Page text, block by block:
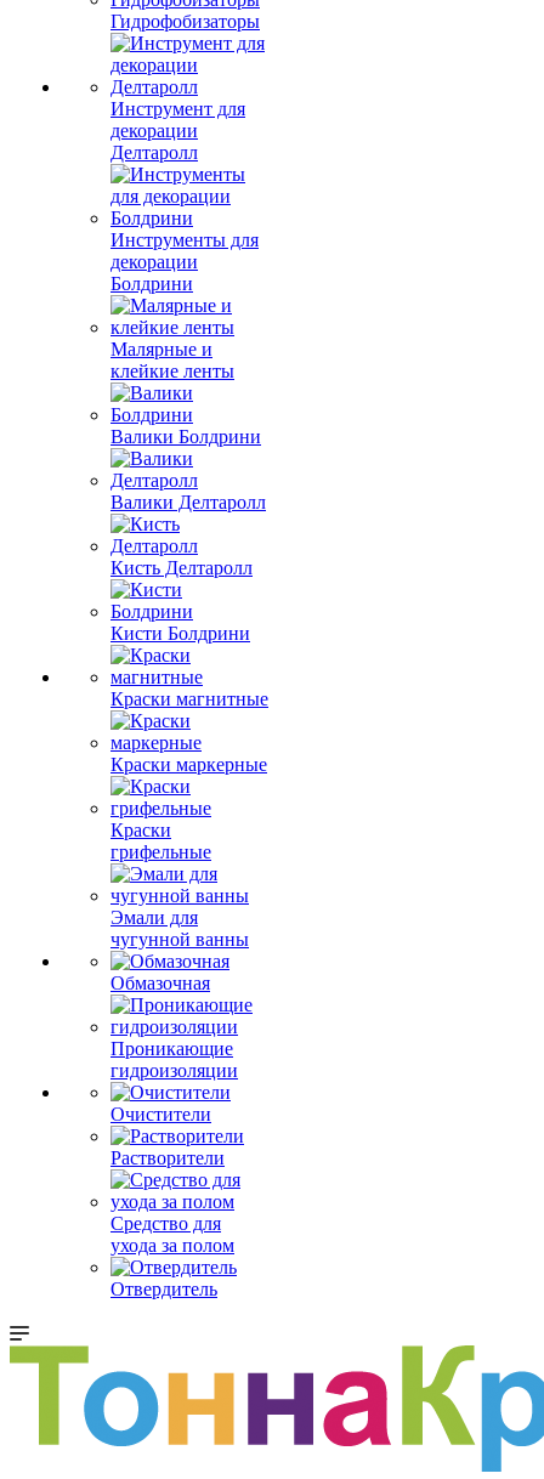
Гидрофобизаторы
Инструмент для
декорации
Делтаролл
Инструменты для
декорации
Болдрини
Малярные и
клейкие ленты
Валики Болдрини
Валики Делтаролл
Кисть Делтаролл
Кисти Болдрини
Краски магнитные
Краски маркерные
Краски
грифельные
Эмали для
чугунной ванны
Обмазочная
Проникающие
гидроизоляции
Очистители
Растворители
Средство для
ухода за полом
Отвердитель